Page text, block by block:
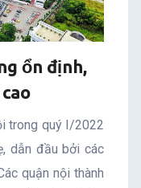
ổn định,
trong quý I/2022
dẫn đầu bởi các
quận nội thành